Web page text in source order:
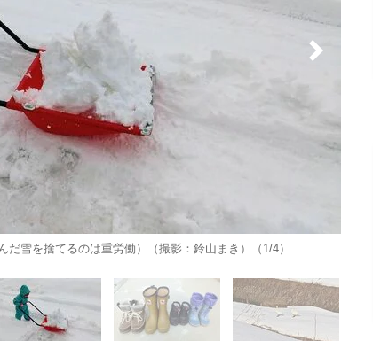
雪を捨てるのは重労働）（撮影：鈴山まき​​）（1/4）